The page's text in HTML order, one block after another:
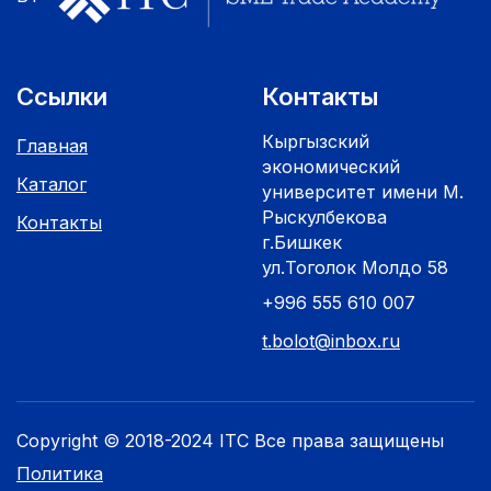
Ссылки
Главная
Каталог
Контакты
Контакты
Кыргызский
экономический
университет имени М.
Рыскулбекова
г.Бишкек
ул.Тоголок Молдо 58
+996 555 610 007
t.bolot@inbox.ru
Copyright © 2018-2024 ITC Все права защищены
Политика